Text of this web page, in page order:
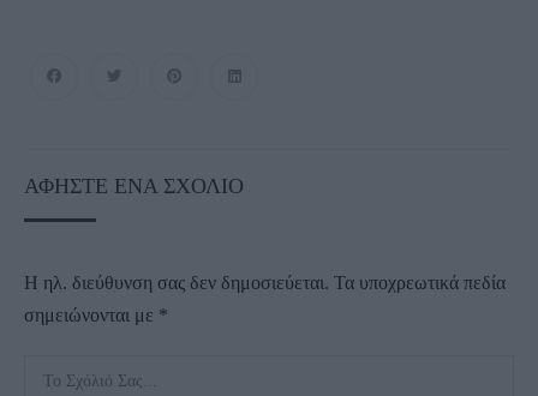
ΑΦΉΣΤΕ ΈΝΑ ΣΧΌΛΙΟ
Η ηλ. διεύθυνση σας δεν δημοσιεύεται. Τα υποχρεωτικά πεδία
σημειώνονται με *